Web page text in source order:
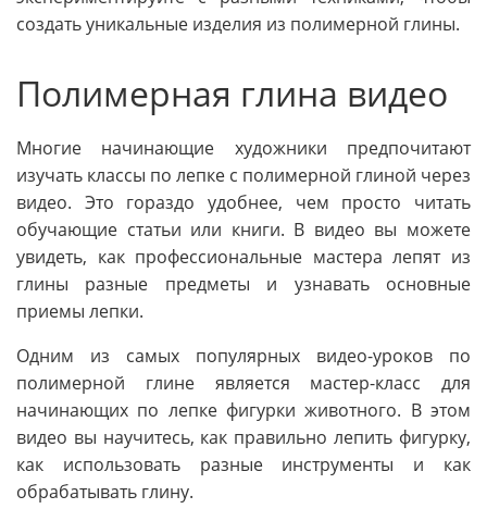
создать уникальные изделия из полимерной глины.
Полимерная глина видео
Многие начинающие художники предпочитают
изучать классы по лепке с полимерной глиной через
видео. Это гораздо удобнее, чем просто читать
обучающие статьи или книги. В видео вы можете
увидеть, как профессиональные мастера лепят из
глины разные предметы и узнавать основные
приемы лепки.
Одним из самых популярных видео-уроков по
полимерной глине является мастер-класс для
начинающих по лепке фигурки животного. В этом
видео вы научитесь, как правильно лепить фигурку,
как использовать разные инструменты и как
обрабатывать глину.